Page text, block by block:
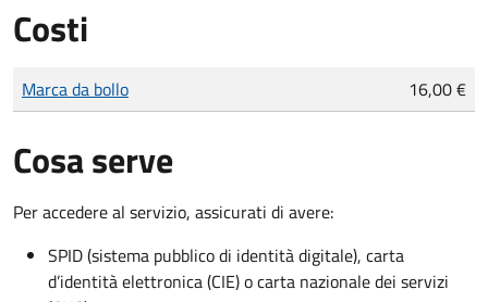
Costi
Tipo di pagamento
Importo
Marca da bollo 16,00 €
Cosa serve
Per accedere al servizio, assicurati di avere:
SPID (sistema pubblico di identità digitale), carta
d’identità elettronica (CIE) o carta nazionale dei servizi